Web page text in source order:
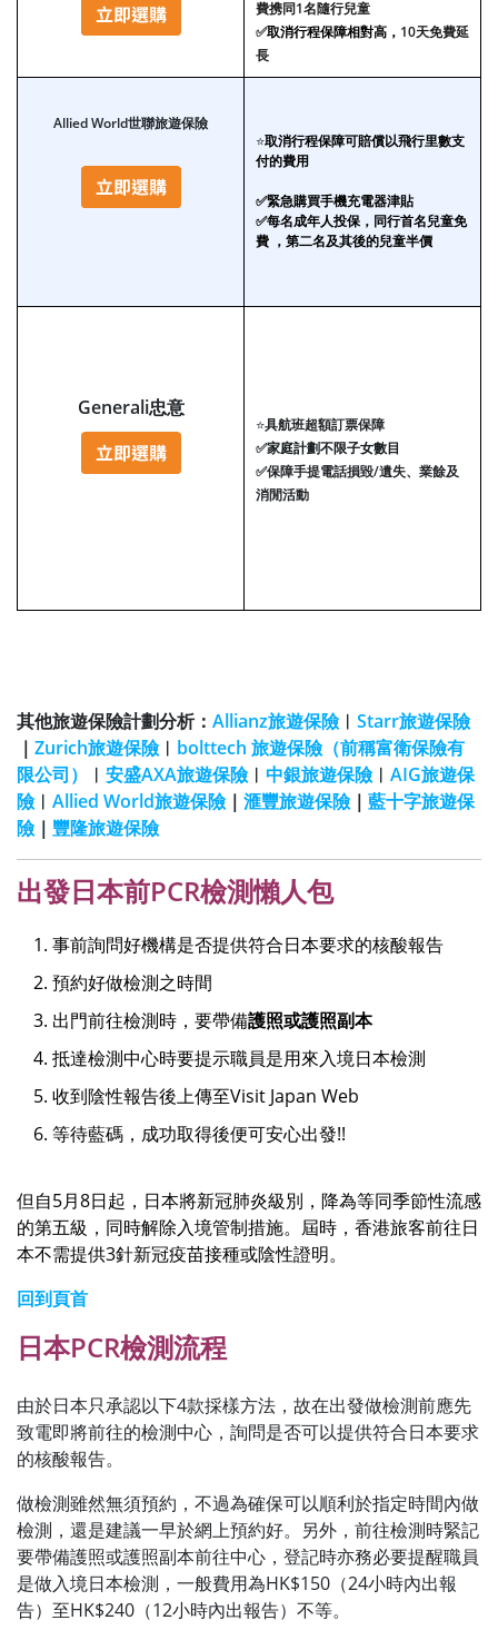
費携同1名隨行兒童
✅取消行程保障相對高， 10天免費延
長
Allied World世聯旅遊保險
⭐取消行程保障可賠償以飛行里數支
付的費用
✅緊急購買手機充電器津貼
✅每名成年人投保，同行首名兒童免
費 ，第二名及其後的兒童半價
Generali忠意
⭐具航班超額訂票保障
✅家庭計劃不限子女數目
✅保障手提電話損毀/遺失、業餘及
消閒活動
其他旅遊保險計劃分析： Allianz旅遊保險 ︱ Starr旅遊保險
｜ Zurich旅遊保險 ︱ bolttech 旅遊保險（前稱富衛保險有
限公司）
︱ 安盛AXA旅遊保險 ︱ 中銀旅遊保險 ︱ AIG旅遊保
險 ︱ Allied World旅遊保險 ｜ 滙豐旅遊保險 ｜ 藍十字旅遊保
險 ｜ 豐隆旅遊保險
出發日本前PCR檢測懶人包
事前詢問好機構是否提供符合日本要求的核酸報告
預約好做檢測之時間
出門前往檢測時，要帶備護照或護照副本
抵達檢測中心時要提示職員是用來入境日本檢測
收到陰性報告後上傳至Visit Japan Web
等待藍碼，成功取得後便可安心出發!!
但自5月8日起，日本將新冠肺炎級別，降為等同季節性流感
的第五級，同時解除入境管制措施。屆時，香港旅客前往日
本不需提供3針新冠疫苗接種或陰性證明。
回到頁首
日本PCR檢測流程
由於日本只承認以下4款採樣方法，故在出發做檢測前應先
致電即將前往的檢測中心，詢問是否可以提供符合日本要求
的核酸報告。
做檢測雖然無須預約，不過為確保可以順利於指定時間內做
檢測，還是建議一早於網上預約好。另外，前往檢測時緊記
要帶備護照或護照副本前往中心，登記時亦務必要提醒職員
是做入境日本檢測，一般費用為HK$150（24小時內出報
告）至HK$240（12小時內出報告）不等。